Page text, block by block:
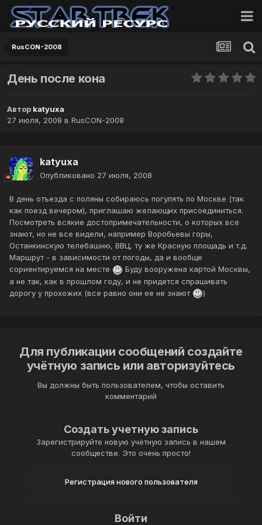
RusCON-2008
День после кона
Автор katyuxa
27 июля, 2008 в RusCON-2008
katyuxa
Опубликовано 27 июля, 2008
В день отъезда с поляны собираюсь погулять по Москве (так
как поезд вечером), приглашаю желающих присоединиться.
Посмотреть всякие достопримечательности, о которых все
знают, но не все видели, например Воробьевы горы,
Останкинскую телебашню, ВВЦ, ту же Красную площадь и т.д.
Маршрут - в зависимости от погоды, да и вообще
сориентируемся на месте
Буду вооружена картой Москвы,
а не так, как в прошлом году, и не придется спрашивать
дорогу у прохожих (все равно они ее не знают
)
Для публикации сообщений создайте
учётную запись или авторизуйтесь
Вы должны быть пользователем, чтобы оставить
комментарий
Создать учетную запись
Зарегистрируйте новую учётную запись в нашем
сообществе. Это очень просто!
Регистрация нового пользователя
Войти